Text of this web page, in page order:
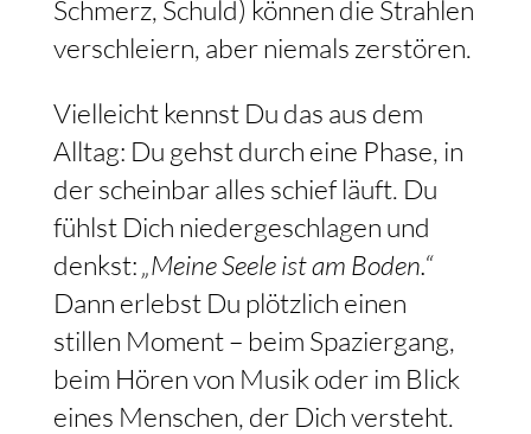
Schmerz, Schuld) können die Strahlen
verschleiern, aber niemals zerstören.
Vielleicht kennst Du das aus dem
Alltag: Du gehst durch eine Phase, in
der scheinbar alles schief läuft. Du
fühlst Dich niedergeschlagen und
denkst: „Meine Seele ist am Boden.“
Dann erlebst Du plötzlich einen
stillen Moment – beim Spaziergang,
beim Hören von Musik oder im Blick
eines Menschen, der Dich versteht.